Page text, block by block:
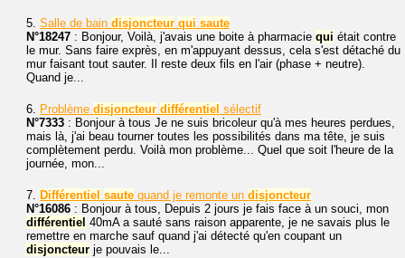
5. Salle de bain disjoncteur qui saute
N°18247 : Bonjour, Voilà, j'avais une boite à pharmacie qui était contre
le mur. Sans faire exprès, en m'appuyant dessus, cela s'est détaché du
mur faisant tout sauter. Il reste deux fils en l'air (phase + neutre).
Quand je...
6. Problème disjoncteur différentiel sélectif
N°7333 : Bonjour à tous Je ne suis bricoleur qu'à mes heures perdues,
mais là, j'ai beau tourner toutes les possibilités dans ma tête, je suis
complètement perdu. Voilà mon problème... Quel que soit l'heure de la
journée, mon...
7. Différentiel saute quand je remonte un disjoncteur
N°16086 : Bonjour à tous, Depuis 2 jours je fais face à un souci, mon
différentiel 40mA a sauté sans raison apparente, je ne savais plus le
remettre en marche sauf quand j'ai détecté qu'en coupant un
disjoncteur je pouvais le...